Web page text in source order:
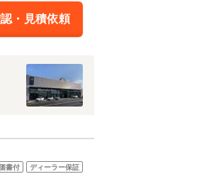
・見積依頼
書付 ディーラー保証